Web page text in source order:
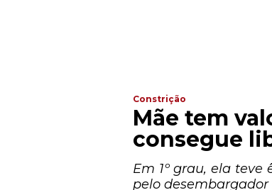
Constrição
Mãe tem
consegue
Em 1º grau, ela
pelo desembargador